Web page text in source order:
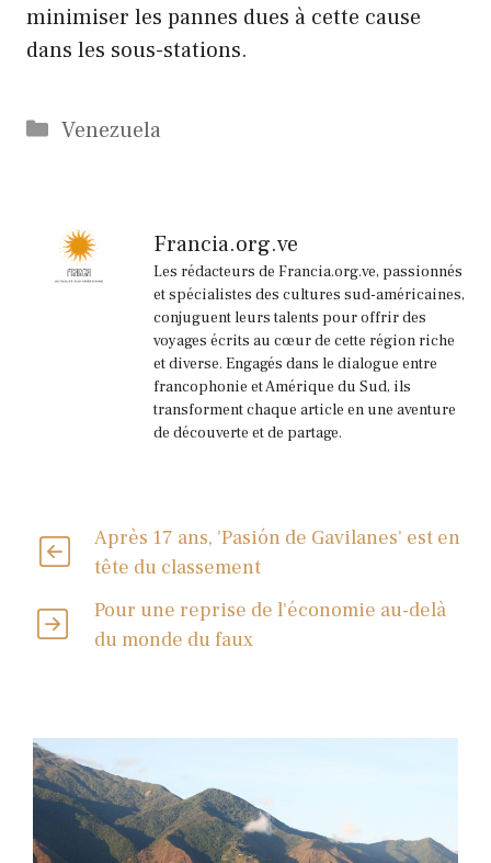
minimiser les pannes dues à cette cause
dans les sous-stations.
Catégories
Venezuela
Francia.org.ve
Les rédacteurs de Francia.org.ve, passionnés
et spécialistes des cultures sud-américaines,
conjuguent leurs talents pour offrir des
voyages écrits au cœur de cette région riche
et diverse. Engagés dans le dialogue entre
francophonie et Amérique du Sud, ils
transforment chaque article en une aventure
de découverte et de partage.
Après 17 ans, 'Pasión de Gavilanes' est en
tête du classement
Pour une reprise de l'économie au-delà
du monde du faux